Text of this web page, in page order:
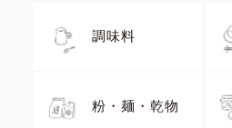
調味料
粉・麺・乾物